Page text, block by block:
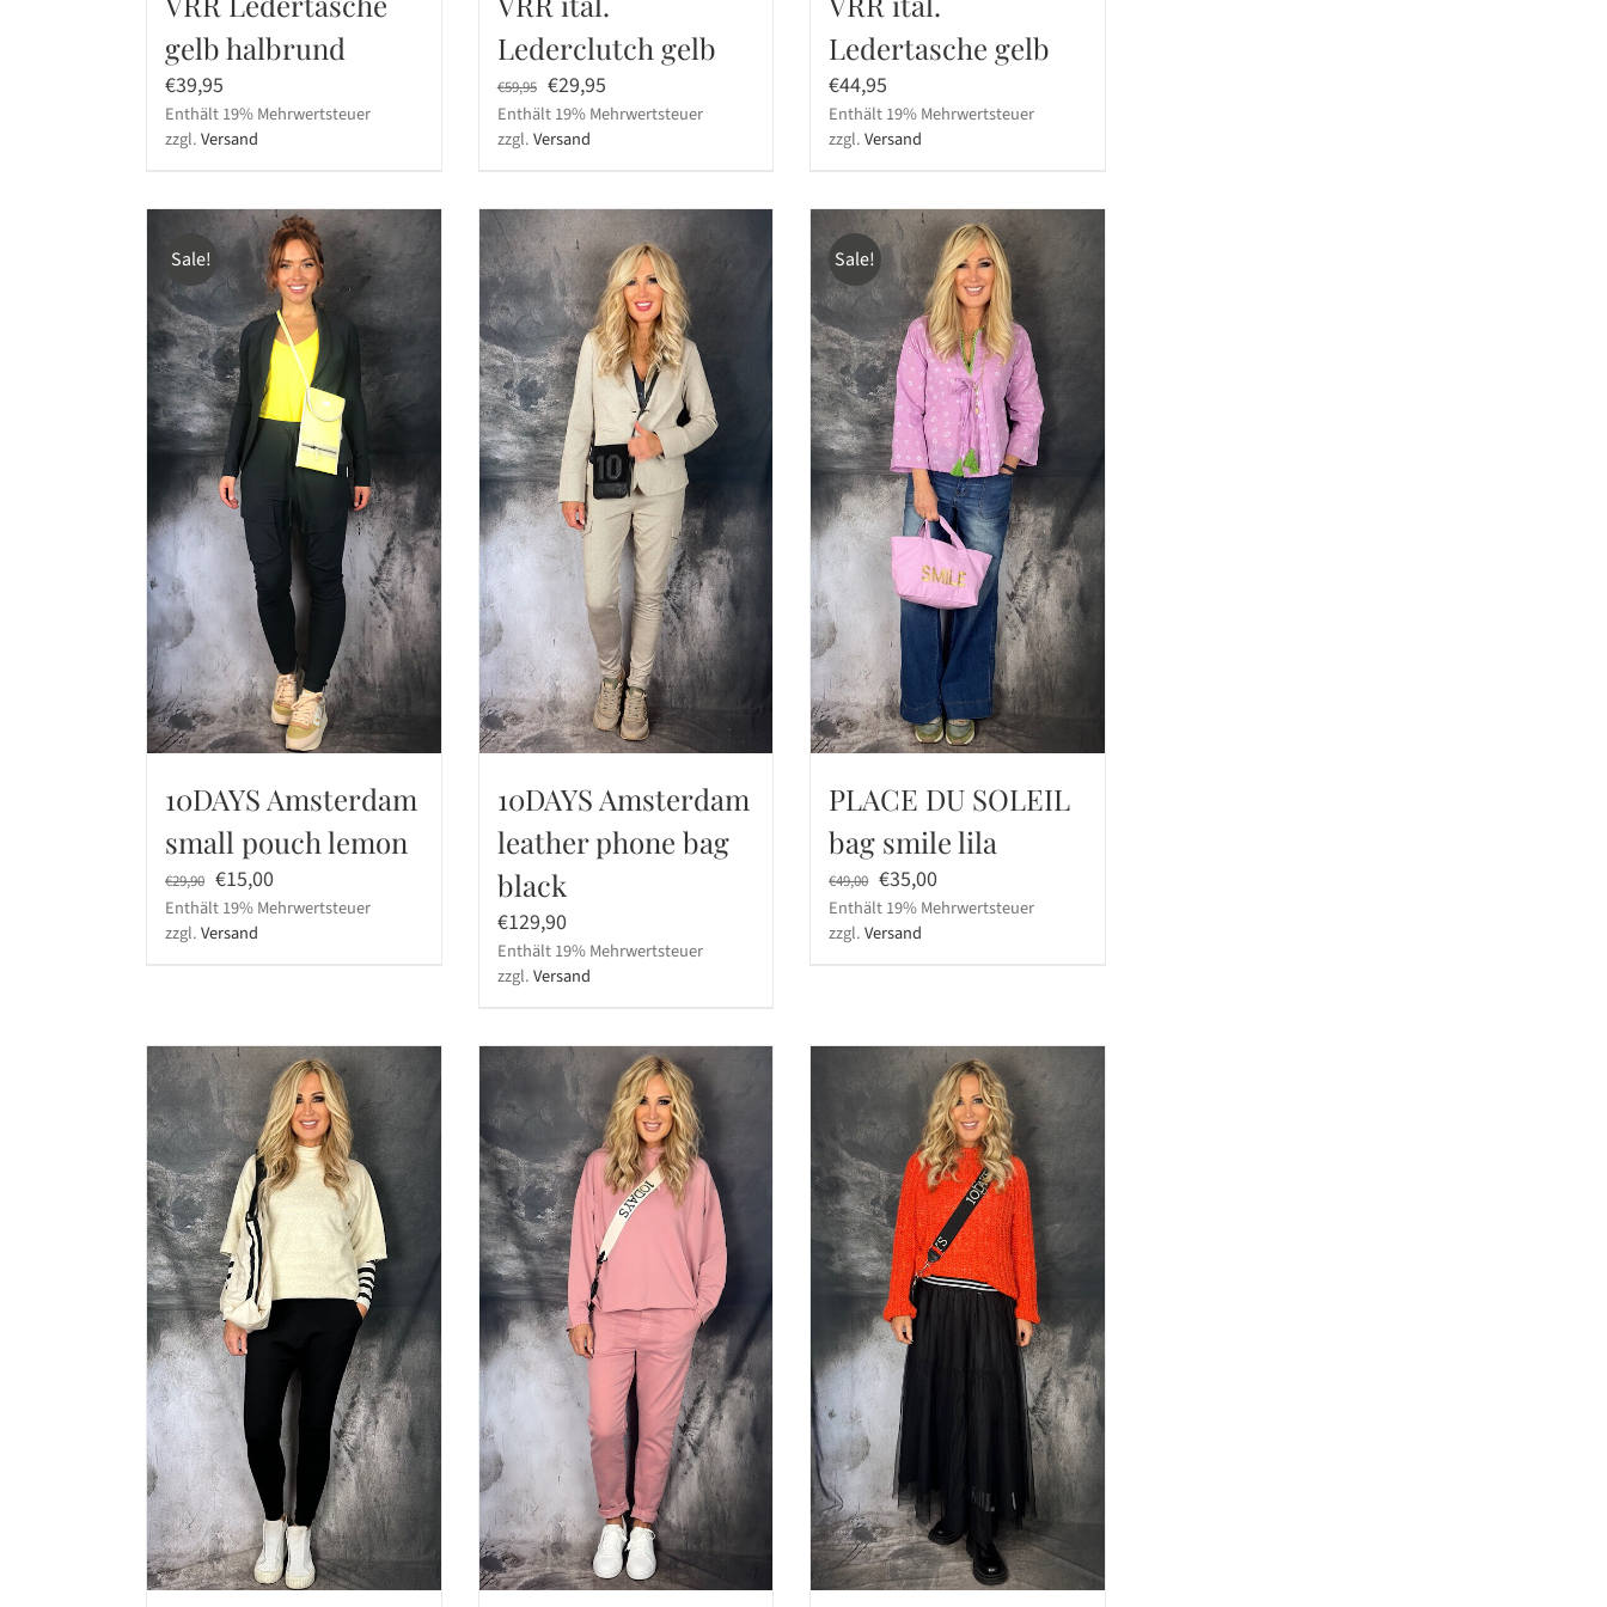
gelb halbrund
€39,95
Enthält 19% Mehrwertsteuer
zzgl.Versand
Lederclutch gelb
€59,95 Ursprünglicher
Preis
war:
€29,95Aktueller
Preis
Enthält 19% Mehrwertsteuer
zzgl.Versand
Ledertasche gelb
€44,95
Enthält 19% Mehrwertsteuer
zzgl.Versand
Sale!
10DAYS Amsterdam
small pouch lemon
€29,90 Ursprünglicher
Preis
war:
€15,00Aktueller
Preis
Enthält 19% Mehrwertsteuer
zzgl.Versand
10DAYS Amsterdam
leather phone bag
black
€129,90
Enthält 19% Mehrwertsteuer
zzgl.Versand
Sale!
PLACE DU SOLEIL
bag smile lila
€49,00 Ursprünglicher
Preis
war:
€35,00Aktueller
Preis
Enthält 19% Mehrwertsteuer
zzgl.Versand